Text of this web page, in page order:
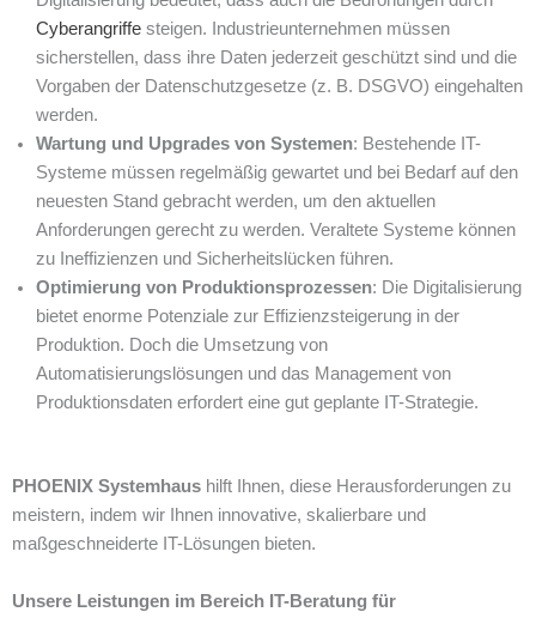
Cyberangriffe steigen. Industrieunternehmen müssen
sicherstellen, dass ihre Daten jederzeit geschützt sind und die
Vorgaben der Datenschutzgesetze (z. B. DSGVO) eingehalten
werden.
Wartung und Upgrades von Systemen: Bestehende IT-
Systeme müssen regelmäßig gewartet und bei Bedarf auf den
neuesten Stand gebracht werden, um den aktuellen
Anforderungen gerecht zu werden. Veraltete Systeme können
zu Ineffizienzen und Sicherheitslücken führen.
Optimierung von Produktionsprozessen: Die Digitalisierung
bietet enorme Potenziale zur Effizienzsteigerung in der
Produktion. Doch die Umsetzung von
Automatisierungslösungen und das Management von
Produktionsdaten erfordert eine gut geplante IT-Strategie.
PHOENIX Systemhaus hilft Ihnen, diese Herausforderungen zu
meistern, indem wir Ihnen innovative, skalierbare und
maßgeschneiderte IT-Lösungen bieten.
Unsere Leistungen im Bereich IT-Beratung für